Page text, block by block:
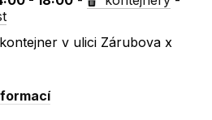
v ulici Zárubova x